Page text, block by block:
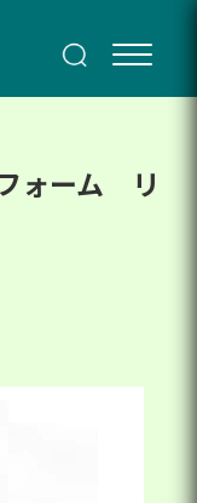
ォーム リ